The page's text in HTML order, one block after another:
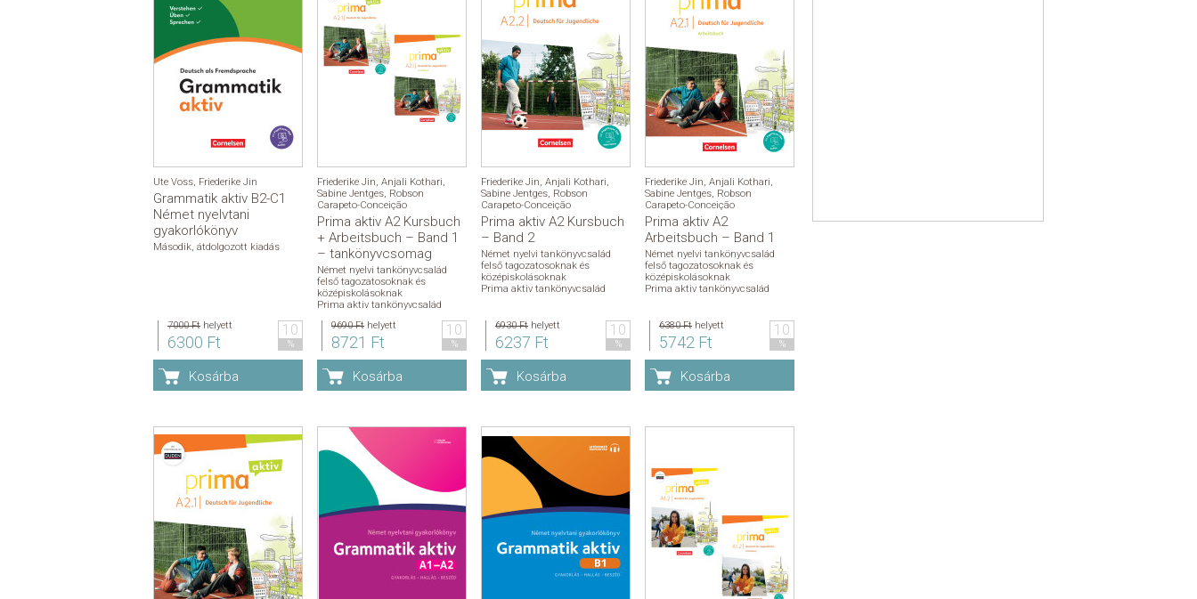
Ute Voss, Friederike Jin
Grammatik aktiv B2-C1
Német nyelvtani
gyakorlókönyv
Második, átdolgozott kiadás
7000 Ft helyett
6300 Ft
10
%
Kosárba
Friederike Jin, Anjali Kothari,
Sabine Jentges, Robson
Carapeto-Conceição
Prima aktiv A2 Kursbuch
+ Arbeitsbuch – Band 1
– tankönyvcsomag
Német nyelvi tankönyvcsalád
felső tagozatosoknak és
középiskolásoknak
Prima aktiv tankönyvcsalád
9690 Ft helyett
8721 Ft
10
%
Kosárba
Friederike Jin, Anjali Kothari,
Sabine Jentges, Robson
Carapeto-Conceição
Prima aktiv A2 Kursbuch
– Band 2
Német nyelvi tankönyvcsalád
felső tagozatosoknak és
középiskolásoknak
Prima aktiv tankönyvcsalád
6930 Ft helyett
6237 Ft
10
%
Kosárba
Friederike Jin, Anjali Kothari,
Sabine Jentges, Robson
Carapeto-Conceição
Prima aktiv A2
Arbeitsbuch – Band 1
Német nyelvi tankönyvcsalád
felső tagozatosoknak és
középiskolásoknak
Prima aktiv tankönyvcsalád
6380 Ft helyett
5742 Ft
10
%
Kosárba